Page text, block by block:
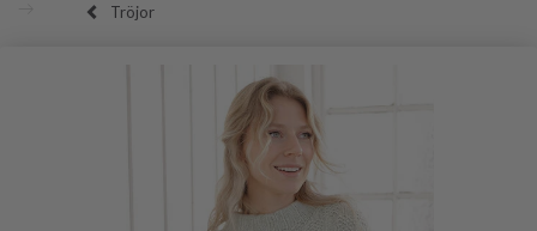
Tröjor